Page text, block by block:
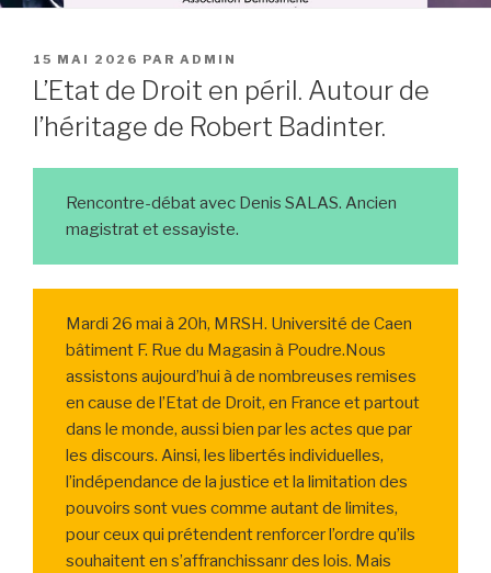
PUBLIÉ
LE
15 MAI 2026 PAR ADMIN
L’Etat de Droit en péril. Autour de
l’héritage de Robert Badinter.
Rencontre-débat avec Denis SALAS. Ancien
magistrat et essayiste.
Mardi 26 mai à 20h, MRSH. Université de Caen
bâtiment F. Rue du Magasin à Poudre.Nous
assistons aujourd’hui à de nombreuses remises
en cause de l’Etat de Droit, en France et partout
dans le monde, aussi bien par les actes que par
les discours. Ainsi, les libertés individuelles,
l’indépendance de la justice et la limitation des
pouvoirs sont vues comme autant de limites,
pour ceux qui prétendent renforcer l’ordre qu’ils
souhaitent en s’affranchissanr des lois. Mais